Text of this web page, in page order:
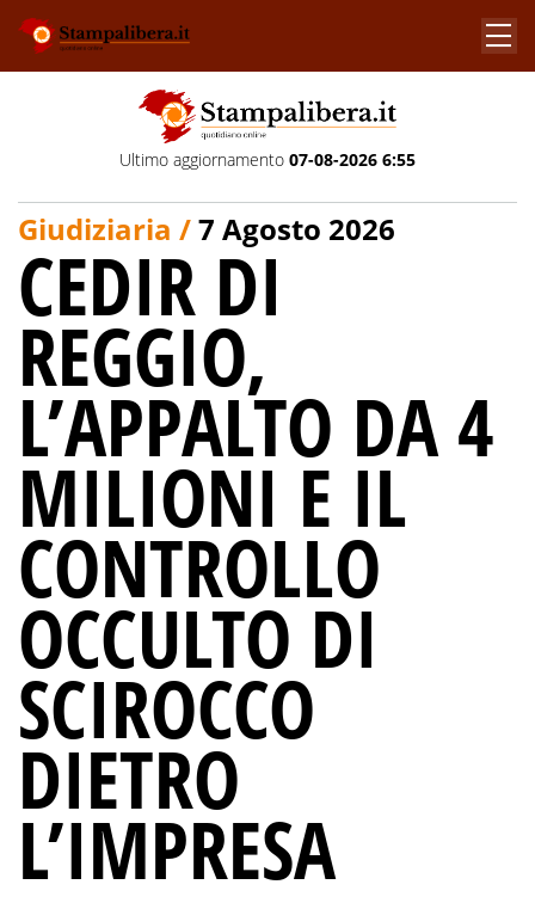
Ultimo aggiornamento 07-08-2026 6:55
Giudiziaria /7 Agosto 2026
CEDIR DI
REGGIO,
L’APPALTO DA 4
MILIONI E IL
CONTROLLO
OCCULTO DI
SCIROCCO
DIETRO
L’IMPRESA